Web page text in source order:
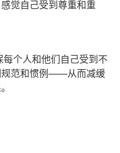
觉自己受到尊重和重
个人和他们自己受到不
规范和惯例——从而减缓